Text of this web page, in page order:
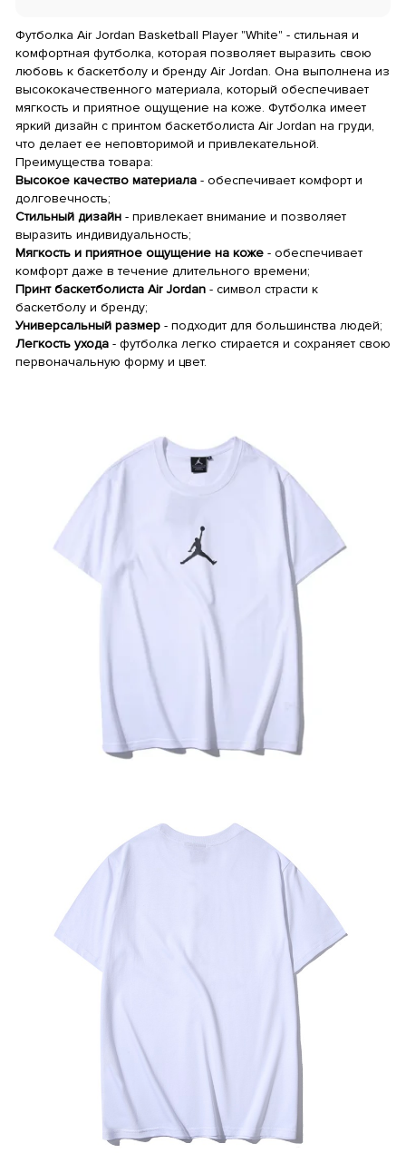
Футболка Air Jordan Basketball Player "White" - стильная и
комфортная футболка, которая позволяет выразить свою
любовь к баскетболу и бренду Air Jordan. Она выполнена из
высококачественного материала, который обеспечивает
мягкость и приятное ощущение на коже. Футболка имеет
яркий дизайн с принтом баскетболиста Air Jordan на груди,
что делает ее неповторимой и привлекательной.
Преимущества товара:
Высокое качество материала - обеспечивает комфорт и
долговечность;
Стильный дизайн - привлекает внимание и позволяет
выразить индивидуальность;
Мягкость и приятное ощущение на коже - обеспечивает
комфорт даже в течение длительного времени;
Принт баскетболиста Air Jordan - символ страсти к
баскетболу и бренду;
Универсальный размер - подходит для большинства людей;
Легкость ухода - футболка легко стирается и сохраняет свою
первоначальную форму и цвет.